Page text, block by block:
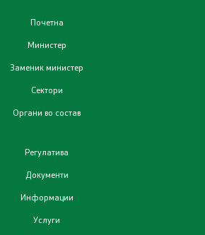
Почетна
Министер
Заменик министер
Сектори
Органи во состав
Регулатива
Документи
Информации
Услуги